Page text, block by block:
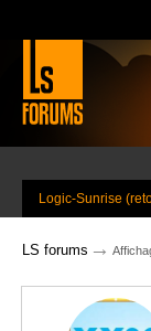
Logic-Sunrise
LS forums →